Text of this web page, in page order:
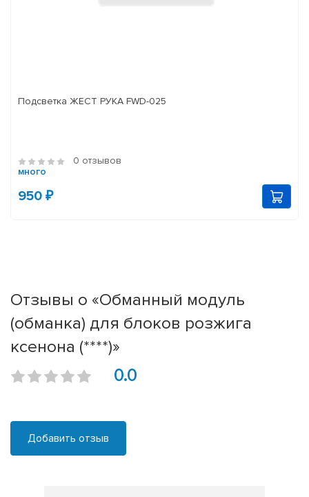
Подсветка ЖЕСТ РУКА FWD-025
0 отзывов
много
950 ₽
Отзывы о «Обманный модуль
(обманка) для блоков розжига
ксенона (****)»
0.0
Добавить отзыв